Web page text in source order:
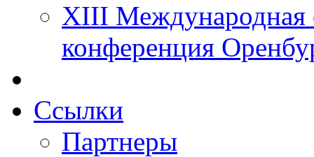
XIII Международная
конференция
Ссылки
Партнеры